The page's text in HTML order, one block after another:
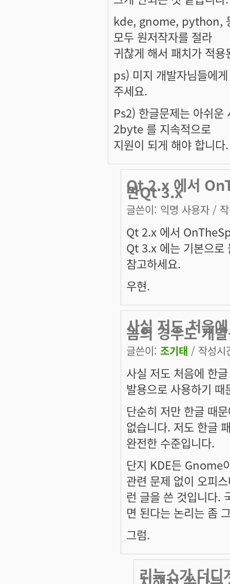
kde, gnome, python,
모두 원저작자를 절라
귀찮게 해서 패치가 적
ps) 미지 개발자님들에
주세요.
Ps2) 한글문제는 아쉬운
2byte 를 지속적으로
지원이 되게 해야 합니다.
Qt 2.x 에서
만Qt 3.x
글쓴이: 익명 사용자 /
Qt 2.x 에서
Qt 3.x 에는 기본으로
참고하세요.
우현.
사실 저도 처음
놈의 경우도 개
글쓴이: 조기태 / 작성
사실 저도 처음에 한
발용으로 사용하기
단순히 저만 한글 때
없습니다. 저도 한글
완전한 수준입니다.
단지 KDE든 Gnome
관련 문제 없이 오피
런 글을 쓴 것입니다.
면 된다는 논리는 좀
그럼.
리눅스가 더